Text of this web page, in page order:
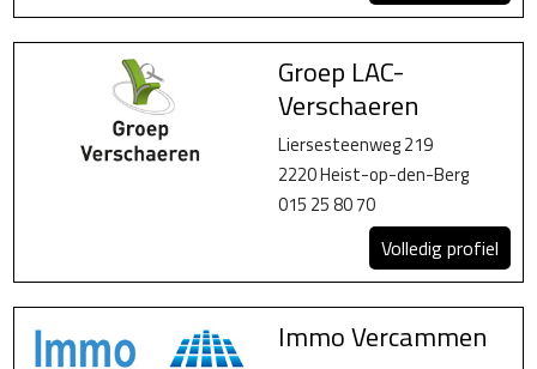
Groep LAC-
Verschaeren
Liersesteenweg 219
2220 Heist-op-den-Berg
015 25 80 70
Volledig profiel
Immo Vercammen